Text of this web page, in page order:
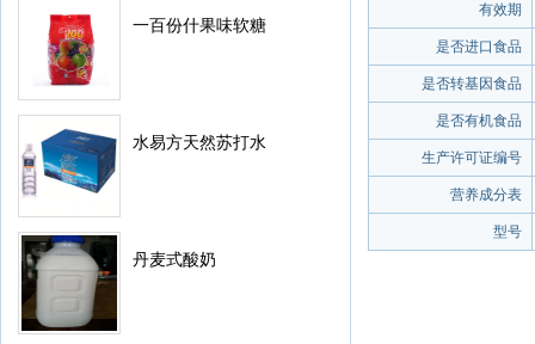
一百份什果味软糖
水易方天然苏打水
丹麦式酸奶
有效期
是否进口食品
是否转基因食品
是否有机食品
生产许可证编号
营养成分表
型号